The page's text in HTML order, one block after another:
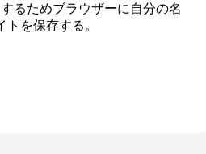
るためブラウザーに自分の名
を保存する。